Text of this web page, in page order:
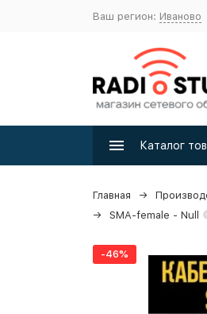
Ваш регион: Иваново
Каталог
Главная
SMA-female - Null
-46%